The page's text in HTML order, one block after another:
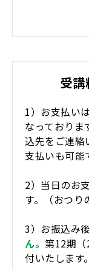
受
1）お支払い
なっておりま
込先をご連絡
支払いも可能
2）当日のお
す。（おつり
3）お振込み
ん。第12期
付いたします。